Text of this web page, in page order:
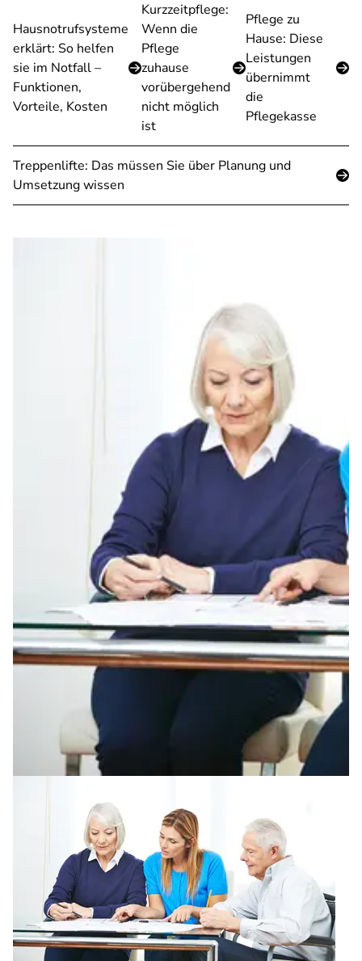
Hausnotrufsysteme
erklärt: So helfen
sie im Notfall –
Funktionen,
Vorteile, Kosten
Kurzzeitpflege:
Wenn die
Pflege
zuhause
vorübergehend
nicht möglich
ist
Pflege zu
Hause: Diese
Leistungen
übernimmt
die
Pflegekasse
Treppenlifte: Das müssen Sie über Planung und
Umsetzung wissen